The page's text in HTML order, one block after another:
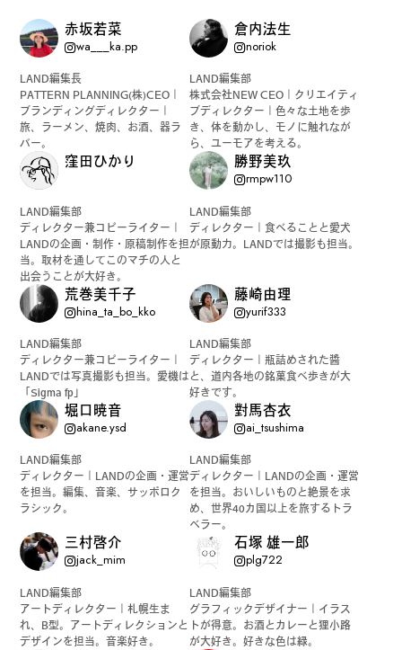
赤坂若菜
wa___ka.pp
LAND編集長
PATTERN PLANNING(株)CEO｜
ブランディングディレクター｜
旅、ラーメン、焼肉、お酒、器ラ
バー。
倉内法生
noriok
LAND編集部
株式会社NEW CEO｜クリエイティ
ブディレクター｜色々な土地を歩
き、体を動かし、モノに触れなが
ら、ユーモアを考える。
窪田ひかり
LAND編集部
ディレクター兼コピーライター｜
LANDの企画・制作・原稿制作を担
当。取材を通してこのマチの人と
出会うことが大好き。
勝野美玖
rmpw110
LAND編集部
ディレクター｜食べることと愛犬
が原動力。LANDでは撮影も担当。
荒巻美千子
hina_ta_bo_kko
LAND編集部
ディレクター兼コピーライター｜
LANDでは写真撮影も担当。愛機は
「Sigma fp」
藤崎由理
yurif333
LAND編集部
ディレクター｜瓶詰めされた醬
と、道内各地の銘菓食べ歩きが大
好きです。
堀口暁音
akane.ysd
LAND編集部
ディレクター｜LANDの企画・運営
を担当。編集、音楽、サッポロク
ラシック。
對馬杏衣
ai_tsushima
LAND編集部
ディレクター｜LANDの企画・運営
を担当。おいしいものと絶景を求
め、世界40カ国以上を旅するトラ
ベラー。
三村啓介
jack_mim
LAND編集部
アートディレクター｜札幌生ま
れ、B型。アートディレクションと
デザインを担当。音楽好き。
石塚 雄一郎
plg722
LAND編集部
グラフィックデザイナー｜イラス
トが得意。お酒とカレーと狸小路
が大好き。好きな色は緑。